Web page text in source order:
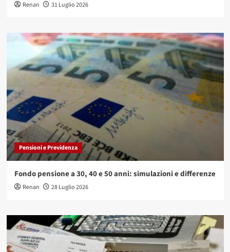
Renan 31 Luglio 2026
Pensioni e Previdenza
Fondo pensione a 30, 40 e 50 anni: simulazioni e differenze
Renan 28 Luglio 2026